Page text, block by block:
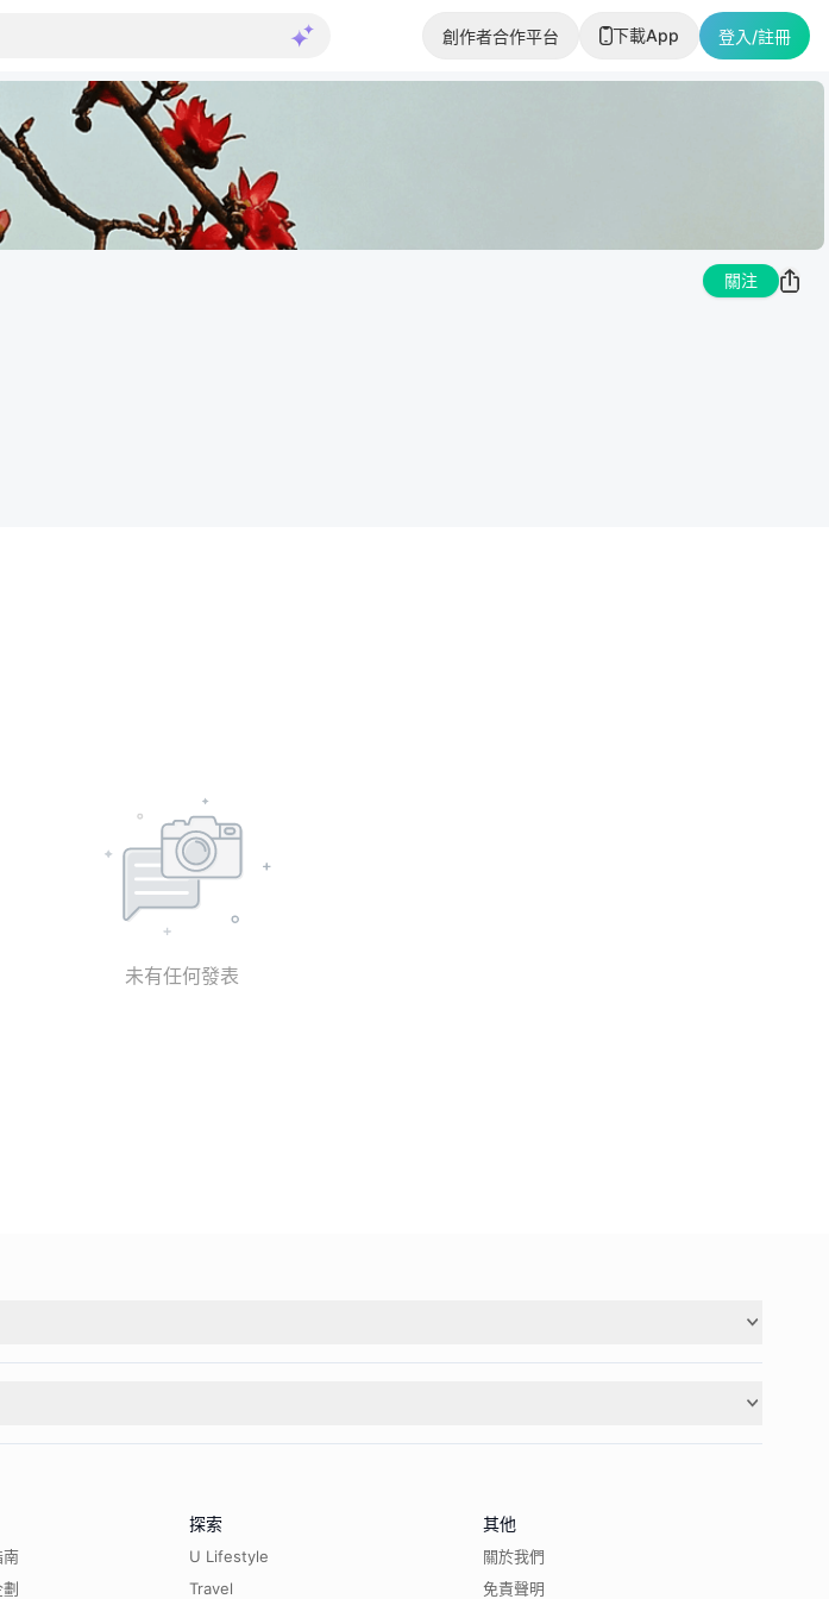
創作者合作平台 下載App 登入/註冊
關注
未有任何發表
南
探索
U Lifestyle
Travel
其他
關於我們
免責聲明